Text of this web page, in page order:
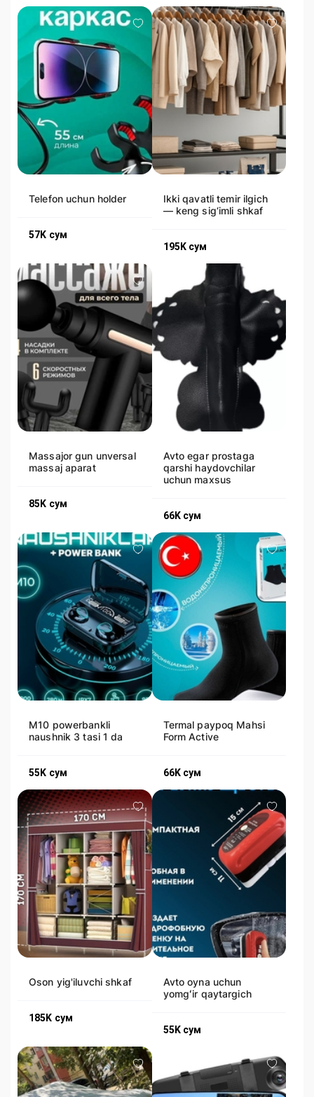
Telefon uchun holder
57K сум
Ikki qavatli temir ilgich
— keng sig‘imli shkaf
195K сум
Massajor gun unversal
massaj aparat
85K сум
Avto egar prostaga
qarshi haydovchilar
uchun maxsus
66K сум
M10 powerbankli
naushnik 3 tasi 1 da
55K сум
Termal paypoq Mahsi
Form Active
66K сум
Oson yig'iluvchi shkaf
185K сум
Avto oyna uchun
yomgʻir qaytargich
55K сум